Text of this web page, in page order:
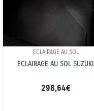
ECLAIRAGE AU SOL
ECLAIRAGE AU SOL SUZUKI
298,64 €